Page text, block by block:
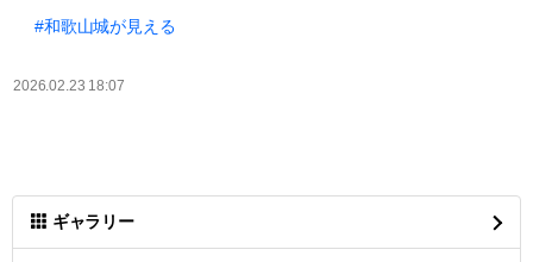
#和歌山城が見える
2026.02.23 18:07
ギャラリー